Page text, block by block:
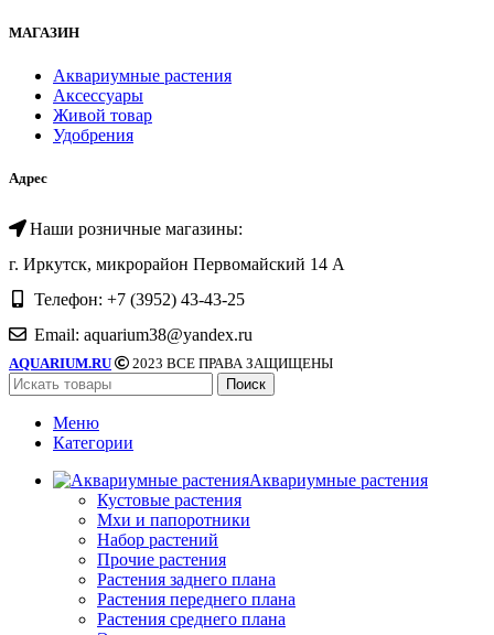
МАГАЗИН
Аквариумные растения
Аксессуары
Живой товар
Удобрения
Адрес
Наши розничные магазины:
г. Иркутск, микрорайон Первомайский 14 А
Телефон: +7 (3952) 43-43-25
Email: aquarium38@yandex.ru
AQUARIUM.RU
2023 ВСЕ ПРАВА ЗАЩИЩЕНЫ
Поиск
Меню
Категории
Аквариумные растения
Кустовые растения
Мхи и папоротники
Набор растений
Прочие растения
Растения заднего плана
Растения переднего плана
Растения среднего плана